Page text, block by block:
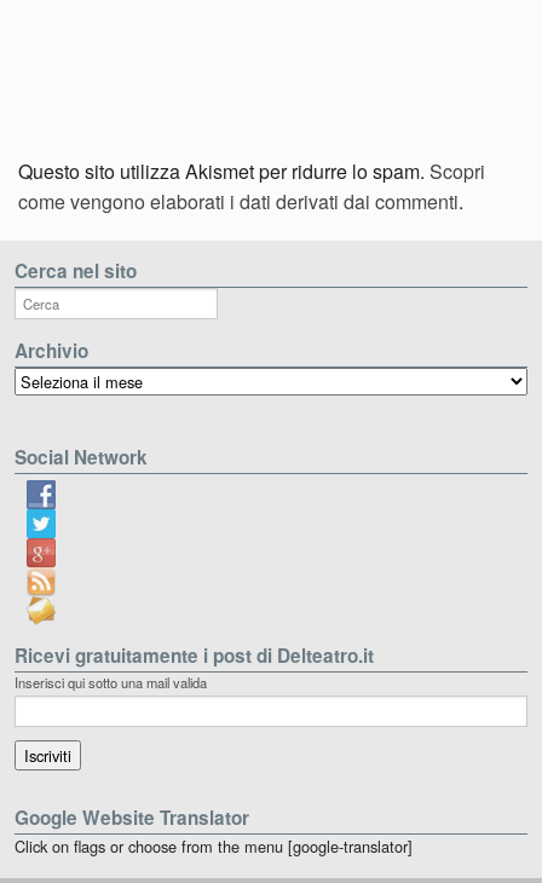
Questo sito utilizza Akismet per ridurre lo spam. Scopri
come vengono elaborati i dati derivati dai commenti.
Cerca nel sito
Archivio
Archivio
Social Network
Ricevi gratuitamente i post di Delteatro.it
Inserisci qui sotto una mail valida
Google Website Translator
Click on flags or choose from the menu [google-translator]